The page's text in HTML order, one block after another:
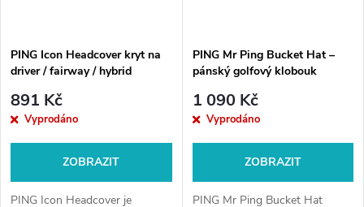
PING Icon Headcover kryt na
driver / fairway / hybrid
891 Kč
Vyprodáno
ZOBRAZIT
PING Icon Headcover je
PING Mr Ping Bucket Hat –
pánský golfový klobouk
1 090 Kč
Vyprodáno
ZOBRAZIT
PING Mr Ping Bucket Hat